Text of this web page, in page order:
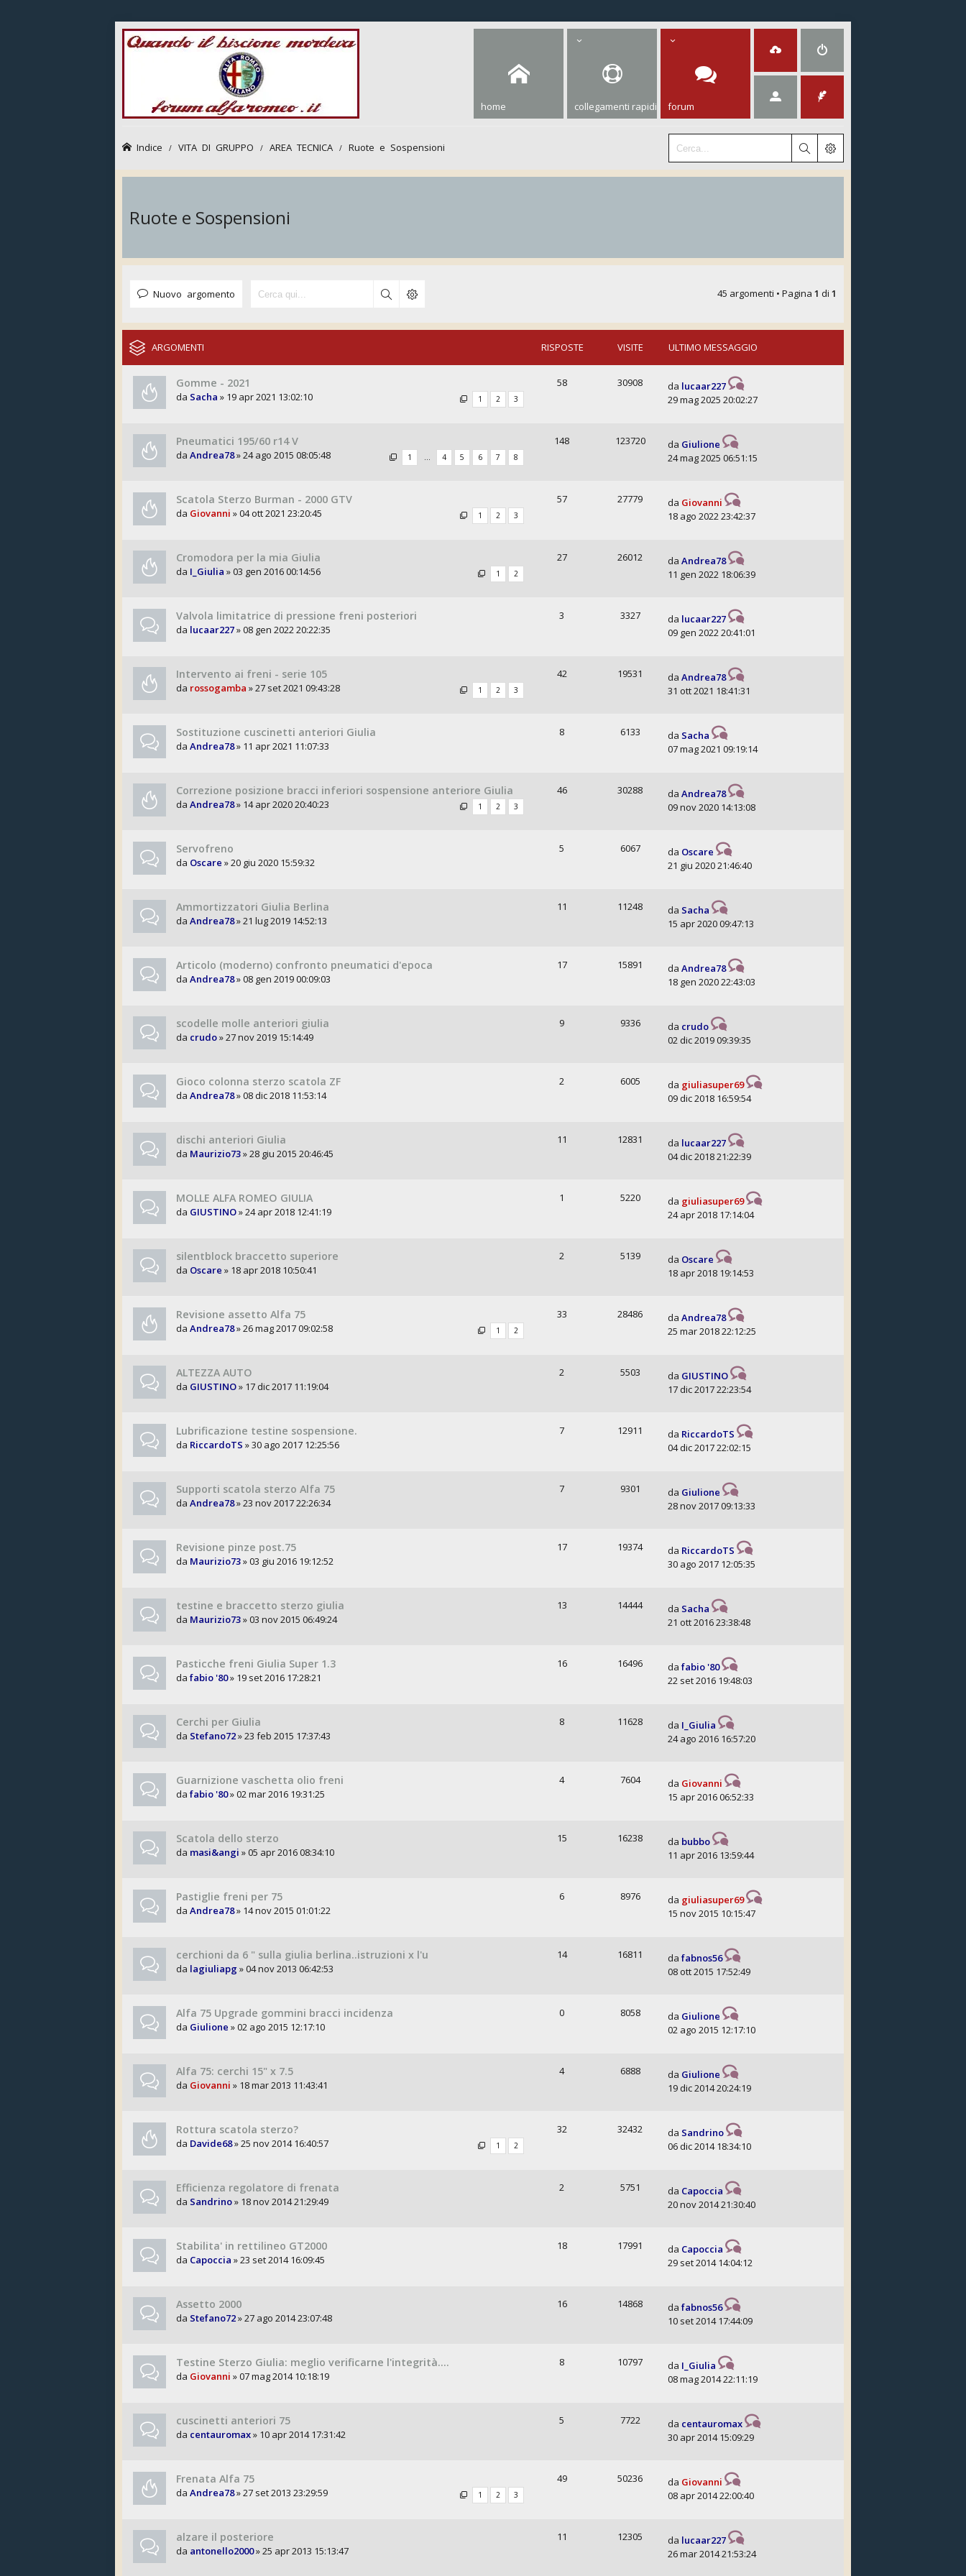
home collegamenti rapidi forum
Indice VITA DI GRUPPO AREA TECNICA Ruote e Sospensioni
Ruote e Sospensioni
Nuovo argomento 45 argomenti • Pagina 1 di 1
ARGOMENTI RISPOSTE VISITE ULTIMO MESSAGGIO
Gomme - 2021
1 2 3
da Sacha » 19 apr 2021 13:02:10
58 30908 da lucaar227
29 mag 2025 20:02:27
Pneumatici 195/60 r14 V
1 … 4 5 6 7 8
da Andrea78» 24 ago 2015 08:05:48
148 123720 da Giulione
24 mag 2025 06:51:15
Scatola Sterzo Burman - 2000 GTV
1 2 3
da Giovanni » 04 ott 2021 23:20:45
57 27779 da Giovanni
18 ago 2022 23:42:37
Cromodora per la mia Giulia
1 2
da I_Giulia » 03 gen 2016 00:14:56
27 26012 da Andrea78
11 gen 2022 18:06:39
Valvola limitatrice di pressione freni posteriori
da lucaar227» 08 gen 2022 20:22:35
3 3327 da lucaar227
09 gen 2022 20:41:01
Intervento ai freni - serie 105
1 2 3
da rossogamba » 27 set 2021 09:43:28
42 19531 da Andrea78
31 ott 2021 18:41:31
Sostituzione cuscinetti anteriori Giulia
da Andrea78» 11 apr 2021 11:07:33
8 6133 da Sacha
07 mag 2021 09:19:14
Correzione posizione bracci inferiori sospensione anteriore Giulia
1 2 3
da Andrea78» 14 apr 2020 20:40:23
46 30288 da Andrea78
09 nov 2020 14:13:08
Servofreno
da Oscare » 20 giu 2020 15:59:32
5 6067 da Oscare
21 giu 2020 21:46:40
Ammortizzatori Giulia Berlina
da Andrea78» 21 lug 2019 14:52:13
11 11248 da Sacha
15 apr 2020 09:47:13
Articolo (moderno) confronto pneumatici d'epoca
da Andrea78» 08 gen 2019 00:09:03
17 15891 da Andrea78
18 gen 2020 22:43:03
scodelle molle anteriori giulia
da crudo» 27 nov 2019 15:14:49
9 9336 da crudo
02 dic 2019 09:39:35
Gioco colonna sterzo scatola ZF
da Andrea78» 08 dic 2018 11:53:14
2 6005 da giuliasuper69
09 dic 2018 16:59:54
dischi anteriori Giulia
da Maurizio73» 28 giu 2015 20:46:45
11 12831 da lucaar227
04 dic 2018 21:22:39
MOLLE ALFA ROMEO GIULIA
da GIUSTINO» 24 apr 2018 12:41:19
1 5220 da giuliasuper69
24 apr 2018 17:14:04
silentblock braccetto superiore
da Oscare » 18 apr 2018 10:50:41
2 5139 da Oscare
18 apr 2018 19:14:53
Revisione assetto Alfa 75
1 2
da Andrea78» 26 mag 2017 09:02:58
33 28486 da Andrea78
25 mar 2018 22:12:25
ALTEZZA AUTO
da GIUSTINO» 17 dic 2017 11:19:04
2 5503 da GIUSTINO
17 dic 2017 22:23:54
Lubrificazione testine sospensione.
da RiccardoTS » 30 ago 2017 12:25:56
7 12911 da RiccardoTS
04 dic 2017 22:02:15
Supporti scatola sterzo Alfa 75
da Andrea78» 23 nov 2017 22:26:34
7 9301 da Giulione
28 nov 2017 09:13:33
Revisione pinze post.75
da Maurizio73» 03 giu 2016 19:12:52
17 19374 da RiccardoTS
30 ago 2017 12:05:35
testine e braccetto sterzo giulia
da Maurizio73» 03 nov 2015 06:49:24
13 14444 da Sacha
21 ott 2016 23:38:48
Pasticche freni Giulia Super 1.3
da fabio '80» 19 set 2016 17:28:21
16 16496 da fabio '80
22 set 2016 19:48:03
Cerchi per Giulia
da Stefano72» 23 feb 2015 17:37:43
8 11628 da I_Giulia
24 ago 2016 16:57:20
Guarnizione vaschetta olio freni
da fabio '80» 02 mar 2016 19:31:25
4 7604 da Giovanni
15 apr 2016 06:52:33
Scatola dello sterzo
da masi&angi » 05 apr 2016 08:34:10
15 16238 da bubbo
11 apr 2016 13:59:44
Pastiglie freni per 75
da Andrea78» 14 nov 2015 01:01:22
6 8976 da giuliasuper69
15 nov 2015 10:15:47
cerchioni da 6 " sulla giulia berlina..istruzioni x l'u
da lagiuliapg » 04 nov 2013 06:42:53
14 16811 da fabnos56
08 ott 2015 17:52:49
Alfa 75 Upgrade gommini bracci incidenza
da Giulione » 02 ago 2015 12:17:10
0 8058 da Giulione
02 ago 2015 12:17:10
Alfa 75: cerchi 15" x 7.5
da Giovanni » 18 mar 2013 11:43:41
4 6888 da Giulione
19 dic 2014 20:24:19
Rottura scatola sterzo?
1 2
da Davide68» 25 nov 2014 16:40:57
32 32432 da Sandrino
06 dic 2014 18:34:10
Efficienza regolatore di frenata
da Sandrino» 18 nov 2014 21:29:49
2 5751 da Capoccia
20 nov 2014 21:30:40
Stabilita' in rettilineo GT2000
da Capoccia » 23 set 2014 16:09:45
18 17991 da Capoccia
29 set 2014 14:04:12
Assetto 2000
da Stefano72» 27 ago 2014 23:07:48
16 14868 da fabnos56
10 set 2014 17:44:09
Testine Sterzo Giulia: meglio verificarne l'integrità....
da Giovanni » 07 mag 2014 10:18:19
8 10797 da I_Giulia
08 mag 2014 22:11:19
cuscinetti anteriori 75
da centauromax» 10 apr 2014 17:31:42
5 7722 da centauromax
30 apr 2014 15:09:29
Frenata Alfa 75
1 2 3
da Andrea78» 27 set 2013 23:29:59
49 50236 da Giovanni
08 apr 2014 22:00:40
alzare il posteriore
da antonello2000» 25 apr 2013 15:13:47
11 12305 da lucaar227
26 mar 2014 21:53:24